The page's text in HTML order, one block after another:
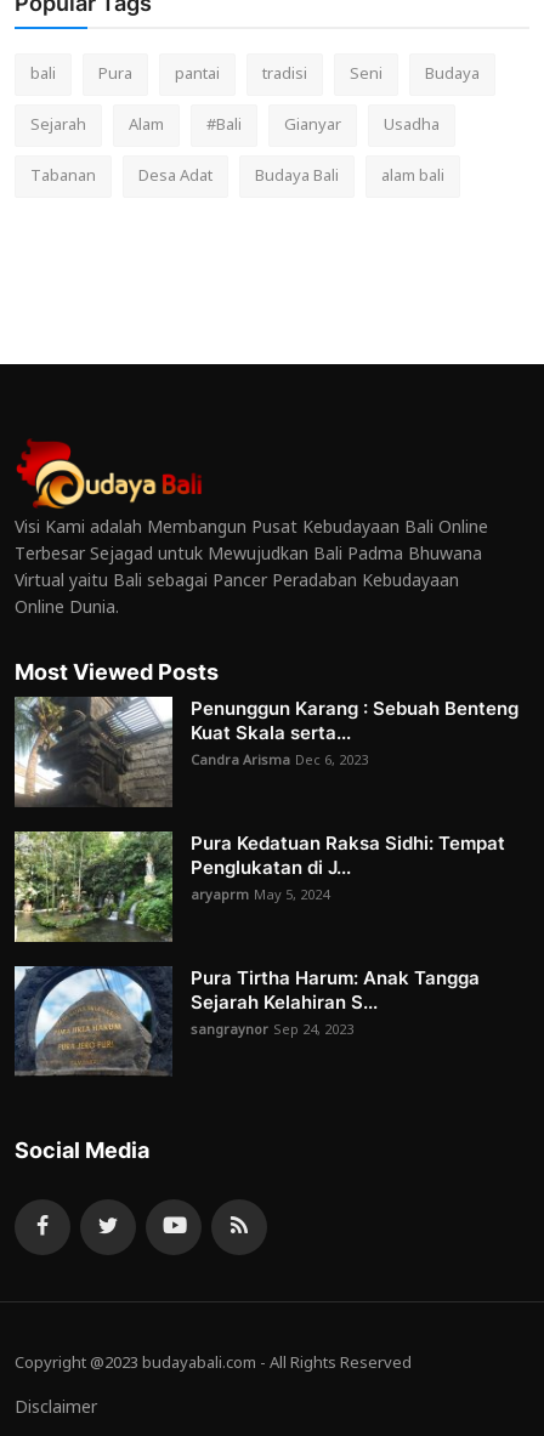
bali Pura pantai tradisi Seni
Budaya
Sejarah
Alam #Bali Gianyar
Usadha
Tabanan
Desa Adat Budaya Bali alam bali
Visi Kami adalah Membangun Pusat Kebudayaan Bali Online
Terbesar Sejagad untuk Mewujudkan Bali Padma Bhuwana
Virtual yaitu Bali sebagai Pancer Peradaban Kebudayaan
Online Dunia.
Most Viewed Posts
Penunggun Karang : Sebuah Benteng
Kuat Skala serta...
Candra Arisma Dec 6, 2023
Pura Kedatuan Raksa Sidhi: Tempat
Penglukatan di J...
aryaprm May 5, 2024
Pura Tirtha Harum: Anak Tangga
Sejarah Kelahiran S...
sangraynor Sep 24, 2023
Social Media
Copyright @2023 budayabali.com - All Rights Reserved
Disclaimer